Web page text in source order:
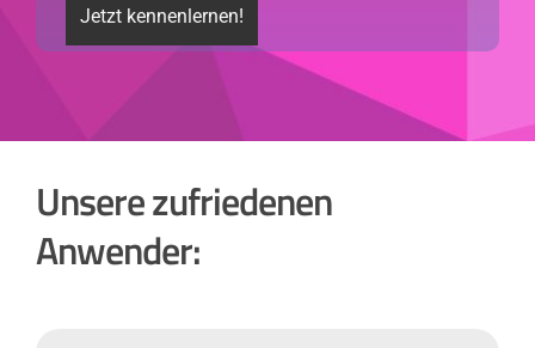
Unsere zufriedenen
Anwender: